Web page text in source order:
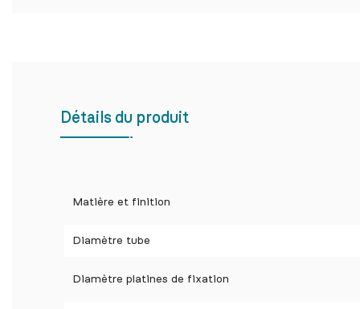
Détails du produit
Matière et finition
Diamètre tube
Diamètre platines de fixation